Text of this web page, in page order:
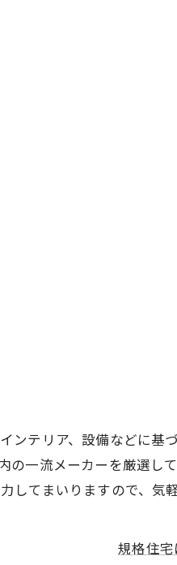
ンテリア、設備などに基
の一流メーカーを厳選し
してまいりますので、気
規格住